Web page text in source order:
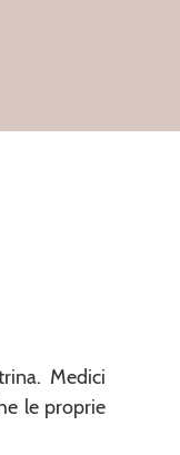
Medici
le proprie